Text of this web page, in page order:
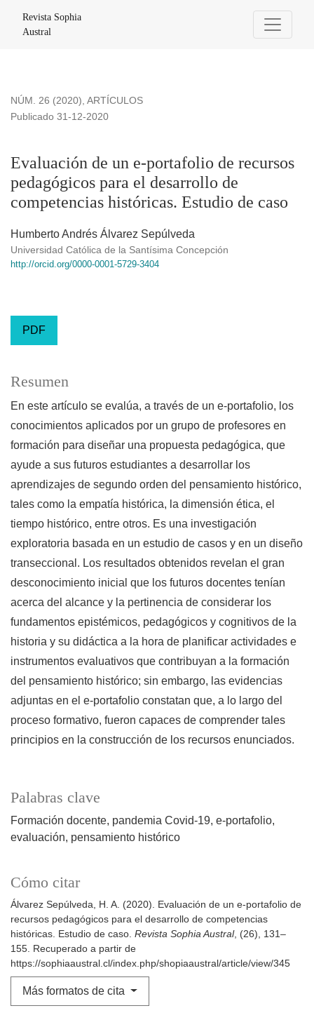
Revista Sophia
Austral
NÚM. 26 (2020), ARTÍCULOS
Evaluación de un e-portafolio de recursos
pedagógicos para el desarrollo de
competencias históricas. Estudio de caso
Publicado 31-12-2020
Humberto Andrés Álvarez Sepúlveda
Universidad Católica de la Santísima Concepción
http://orcid.org/0000-0001-5729-3404
PDF
Palabras clave
Formación docente pandemia Covid-19 e-portafolio
evaluación pensamiento histórico
Cómo citar
Álvarez Sepúlveda, H. A. (2020). Evaluación de un e-portafolio de
recursos pedagógicos para el desarrollo de competencias
históricas. Estudio de caso. Revista Sophia Austral, (26), 131–
155. Recuperado a partir de
https://sophiaaustral.cl/index.php/shopiaaustral/article/view/345
Más formatos de cita
Resumen
En este artículo se evalúa, a través de un e-portafolio, los
conocimientos aplicados por un grupo de profesores en
formación para diseñar una propuesta pedagógica, que
ayude a sus futuros estudiantes a desarrollar los
aprendizajes de segundo orden del pensamiento histórico,
tales como la empatía histórica, la dimensión ética, el
tiempo histórico, entre otros. Es una investigación
exploratoria basada en un estudio de casos y en un diseño
transeccional. Los resultados obtenidos revelan el gran
desconocimiento inicial que los futuros docentes tenían
acerca del alcance y la pertinencia de considerar los
fundamentos epistémicos, pedagógicos y cognitivos de la
historia y su didáctica a la hora de planificar actividades e
instrumentos evaluativos que contribuyan a la formación
del pensamiento histórico; sin embargo, las evidencias
adjuntas en el e-portafolio constatan que, a lo largo del
proceso formativo, fueron capaces de comprender tales
principios en la construcción de los recursos enunciados.